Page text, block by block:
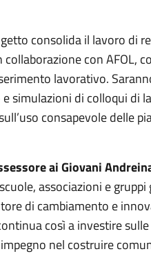
consolida il lavoro di
con AFOL,
lavorativo.
simulazioni di colloqui di
consapevole delle
ai Giovani
associazioni e
di cambiamento e
così a investire
nel costruire